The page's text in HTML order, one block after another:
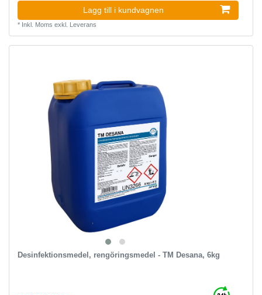
Lagg till i kundvagnen
* Inkl. Moms exkl. Leverans
Desinfektionsmedel, rengöringsmedel - TM Desana, 6kg